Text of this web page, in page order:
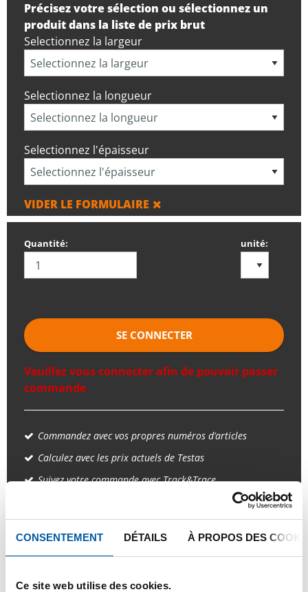
CONSENTEMENT DÉTAILS À PROPOS DES
Ce site web utilise des cookies.
Précisez votre sélection ou sélectionnez un
produit dans la liste de prix brut
Selectionnez la largeur
Selectionnez la longueur
Selectionnez l'épaisseur
VIDER LE FORMULAIRE
Quantité: unité:
SE CONNECTER
Veuillez vous connecter afin de pouvoir passer
commande
Commandez avec vos propres numéros d’articles
Calculez avec les prix actuels de Testas
Suivez votre commande avec Track&Trace
PRODUIT
DESCRIPTION DU PRODUIT